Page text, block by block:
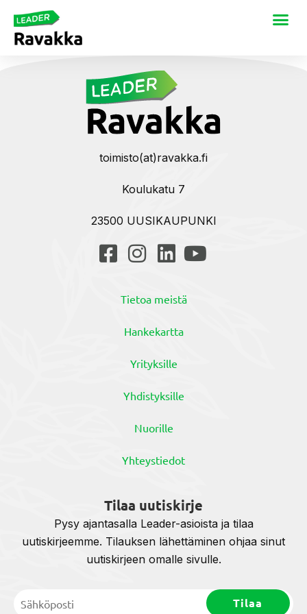
toimisto(at)ravakka.fi
Koulukatu 7
23500 UUSIKAUPUNKI
Tietoa meistä
Hankekartta
Yrityksille
Yhdistyksille
Nuorille
Yhteystiedot
Tilaa uutiskirje
Pysy ajantasalla Leader-asioista ja tilaa
uutiskirjeemme. Tilauksen lähettäminen ohjaa sinut
uutiskirjeen omalle sivulle.